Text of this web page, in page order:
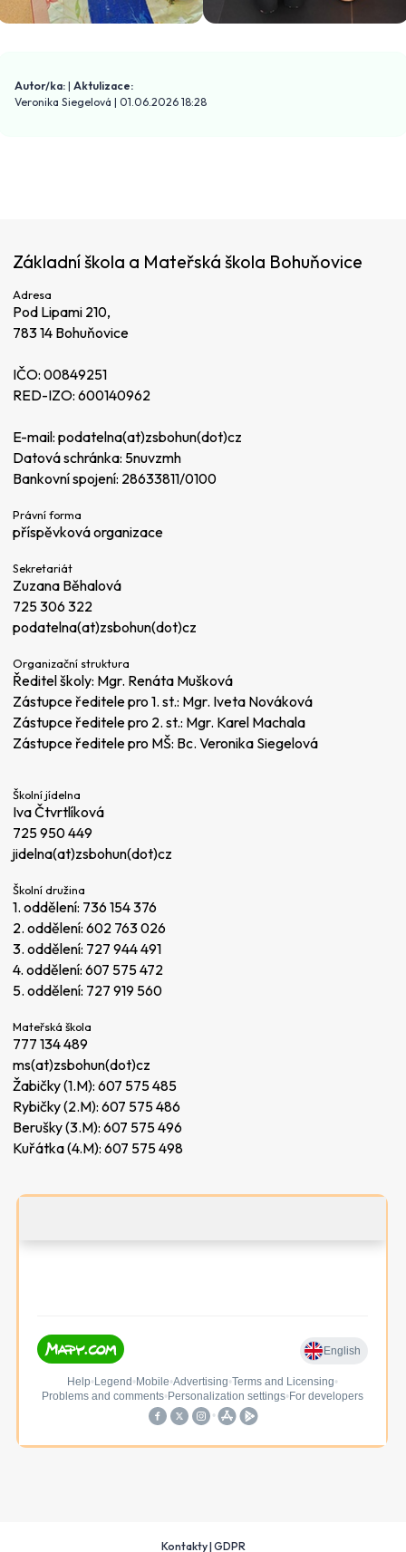
Autor/ka:| Aktulizace:
Veronika Siegelová | 01.06.2026 18:28
Základní škola a Mateřská škola Bohuňovice
Adresa
Pod Lipami 210,
783 14 Bohuňovice
IČO: 00849251
RED-IZO: 600140962
E-mail: podatelna(at)zsbohun(dot)cz
Datová schránka: 5nuvzmh
Bankovní spojení: 28633811/0100
Právní forma
příspěvková organizace
Sekretariát
Zuzana Běhalová
725 306 322
podatelna(at)zsbohun(dot)cz
Organizační struktura
Ředitel školy: Mgr. Renáta Mušková
Zástupce ředitele pro 1. st.: Mgr. Iveta Nováková
Zástupce ředitele pro 2. st.: Mgr. Karel Machala
Zástupce ředitele pro MŠ: Bc. Veronika Siegelová
Školní jídelna
Iva Čtvrtlíková
725 950 449
jidelna(at)zsbohun(dot)cz
Školní družina
1. oddělení: 736 154 376
2. oddělení: 602 763 026
3. oddělení: 727 944 491
4. oddělení: 607 575 472
5. oddělení: 727 919 560
Mateřská škola
777 134 489
ms(at)zsbohun(dot)cz
Žabičky (1.M): 607 575 485
Rybičky (2.M): 607 575 486
Berušky (3.M): 607 575 496
Kuřátka (4.M): 607 575 498
Kontakty|GDPR